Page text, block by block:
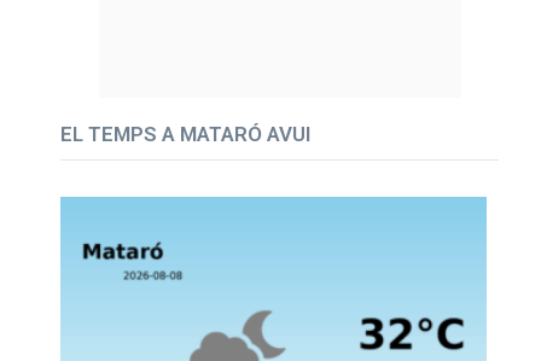
EL TEMPS A MATARÓ AVUI